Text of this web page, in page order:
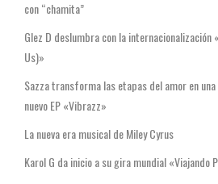
con “chamita”
Glez D deslumbra con la internacionalización
Us)»
Sazza transforma las etapas del amor en
nuevo EP «Vibrazz»
La nueva era musical de Miley Cyrus
Karol G da inicio a su gira mundial «Viajando